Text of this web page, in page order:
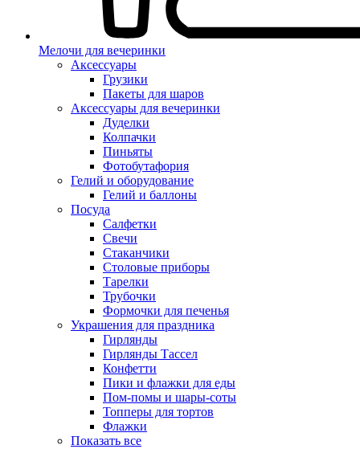
Мелочи для вечеринки
Аксессуары
Грузики
Пакеты для шаров
Аксессуары для вечеринки
Дуделки
Колпачки
Пиньяты
Фотобутафория
Гелий и оборудование
Гелий и баллоны
Посуда
Салфетки
Свечи
Стаканчики
Столовые приборы
Тарелки
Трубочки
Формочки для печенья
Украшения для праздника
Гирлянды
Гирлянды Тассел
Конфетти
Пики и флажки для еды
Пом-помы и шары-соты
Топперы для тортов
Флажки
Показать все